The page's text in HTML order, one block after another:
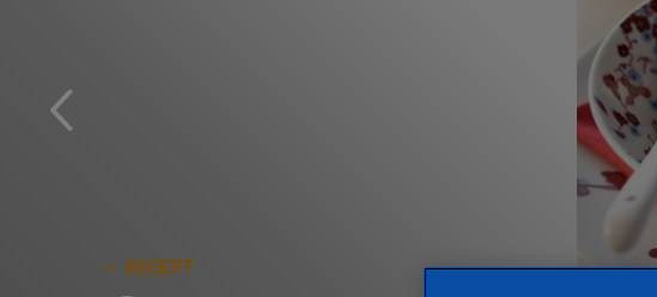
RECEPT